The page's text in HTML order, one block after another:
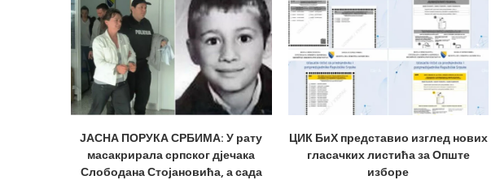
ЈАСНА ПОРУКА СРБИМА: У рату
масакрирала српског дјечака
Слободана Стојановића, а сада
ЦИК БиХ представио изглед нових
гласачких листића за Опште
изборе